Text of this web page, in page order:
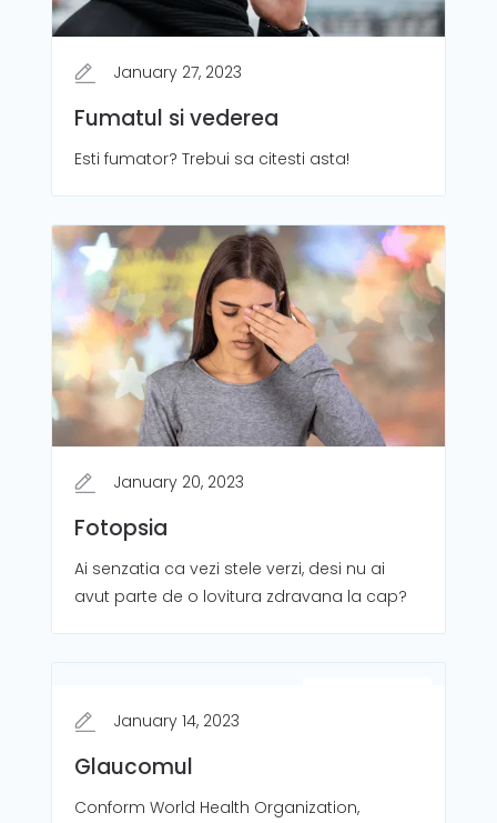
January 27, 2023
Fumatul si vederea
Esti fumator? Trebui sa citesti asta!
January 20, 2023
Fotopsia
Ai senzatia ca vezi stele verzi, desi nu ai
avut parte de o lovitura zdravana la cap?
January 14, 2023
Glaucomul
Conform World Health Organization,